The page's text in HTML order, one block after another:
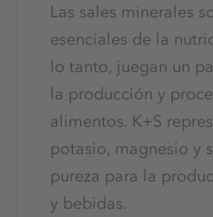
Las sales minerales
esenciales de la
lo tanto, juegan un
la producción y
alimentos. K+S
potasio, magnesio y
pureza para la
y bebidas.